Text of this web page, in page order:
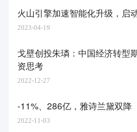
火山引擎加速智能化升级，启
2023-04-19
戈壁创投朱璘：中国经济转型
资思考
2022-12-27
-11%、286亿，雅诗兰黛双降
2022-11-03